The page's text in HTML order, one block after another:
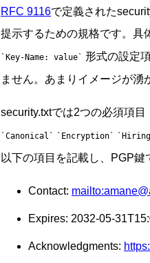
RFC 9116で定義された
提示するための規格です。具
Key-Name: value
形式の設定
ません。あまりイメージが湧
security.txtでは2つの必須項目
Canonical Encryption Hiring
以下の項目を記載し、PGP鍵
Contact:
Expires: 2032-05-
Acknowledgments: